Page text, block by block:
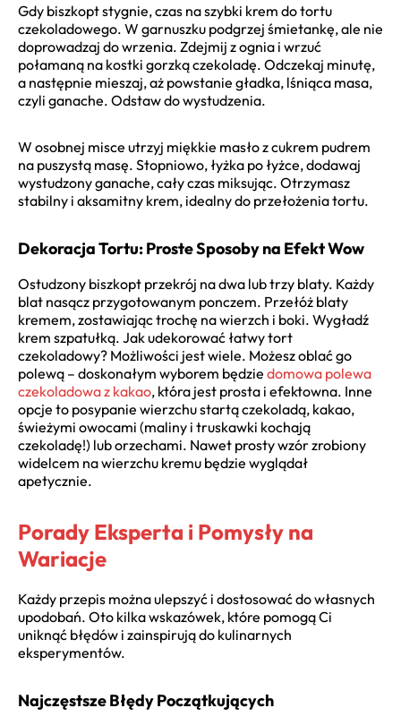
Gdy biszkopt stygnie, czas na szybki krem do tortu
czekoladowego. W garnuszku podgrzej śmietankę, ale nie
doprowadzaj do wrzenia. Zdejmij z ognia i wrzuć
połamaną na kostki gorzką czekoladę. Odczekaj minutę,
a następnie mieszaj, aż powstanie gładka, lśniąca masa,
czyli ganache. Odstaw do wystudzenia.
W osobnej misce utrzyj miękkie masło z cukrem pudrem
na puszystą masę. Stopniowo, łyżka po łyżce, dodawaj
wystudzony ganache, cały czas miksując. Otrzymasz
stabilny i aksamitny krem, idealny do przełożenia tortu.
Dekoracja Tortu: Proste Sposoby na Efekt Wow
Ostudzony biszkopt przekrój na dwa lub trzy blaty. Każdy
blat nasącz przygotowanym ponczem. Przełóż blaty
kremem, zostawiając trochę na wierzch i boki. Wygładź
krem szpatułką. Jak udekorować łatwy tort
czekoladowy? Możliwości jest wiele. Możesz oblać go
polewą – doskonałym wyborem będzie domowa polewa
czekoladowa z kakao, która jest prosta i efektowna. Inne
opcje to posypanie wierzchu startą czekoladą, kakao,
świeżymi owocami (maliny i truskawki kochają
czekoladę!) lub orzechami. Nawet prosty wzór zrobiony
widelcem na wierzchu kremu będzie wyglądał
apetycznie.
Porady Eksperta i Pomysły na
Wariacje
Każdy przepis można ulepszyć i dostosować do własnych
upodobań. Oto kilka wskazówek, które pomogą Ci
uniknąć błędów i zainspirują do kulinarnych
eksperymentów.
Najczęstsze Błędy Początkujących